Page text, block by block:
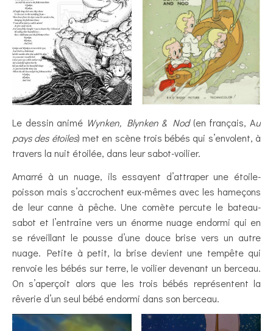
Le dessin animé Wynken, Blynken & Nod(en français, Au
pays des étoiles) met en scène trois bébés qui s’envolent, à
travers la nuit étoilée, dans leur sabot-voilier.
Amarré à un nuage, ils essayent d’attraper une étoile-
poisson mais s’accrochent eux-mêmes avec les hameçons
de leur canne à pêche. Une comète percute le bateau-
sabot et l’entraîne vers un énorme nuage endormi qui en
se réveillant le pousse d’une douce brise vers un autre
nuage. Petite à petit, la brise devient une tempête qui
renvoie les bébés sur terre, le voilier devenant un berceau.
On s’aperçoit alors que les trois bébés représentent la
rêverie d’un seul bébé endormi dans son berceau.